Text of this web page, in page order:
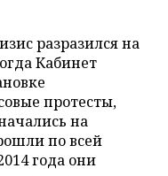
разразился на
Кабинет
протесты,
на
по всей
года они